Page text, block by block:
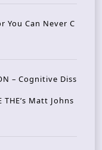
You Can Never C
– Cognitive Diss
Matt Johns